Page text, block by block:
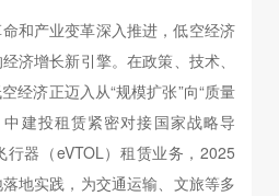
和产业变革深入推进，低空经济
济增长新引擎。在政策、技术、
经济正迈入从“规模扩张”向“质量
建投租赁紧密对接国家战略导
器（eVTOL）租赁业务，2025
地实践，为交通运输、文旅等多